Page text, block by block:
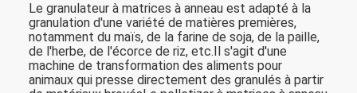
Le granulateur à matrices à anneau est adapté à la
granulation d'une variété de matières premières,
notamment du maïs, de la farine de soja, de la paille,
de l'herbe, de l'écorce de riz, etc.Il s'agit d'une
machine de transformation des aliments pour
animaux qui presse directement des granulés à partir